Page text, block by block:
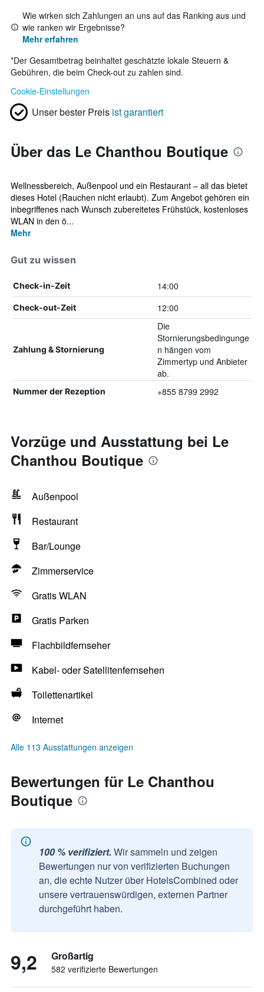
Wie wirken sich Zahlungen an uns auf das Ranking aus und
wie ranken wir Ergebnisse?
Mehr erfahren
*Der Gesamtbetrag beinhaltet geschätzte lokale Steuern &
Gebühren, die beim Check-out zu zahlen sind.
Cookie-Einstellungen
Unser bester Preis ist garantiert
Über das Le Chanthou Boutique
Wellnessbereich, Außenpool und ein Restaurant – all das bietet
dieses Hotel (Rauchen nicht erlaubt). Zum Angebot gehören ein
inbegriffenes nach Wunsch zubereitetes Frühstück, kostenloses
WLAN in den ö...
Mehr
Gut zu wissen
Check-in-Zeit 14:00
Check-out-Zeit 12:00
Zahlung & Stornierung
Die
Stornierungsbedingunge
n hängen vom
Zimmertyp und Anbieter
ab.
Nummer der Rezeption +855 8799 2992
Vorzüge und Ausstattung bei Le
Chanthou Boutique
Außenpool
Restaurant
Bar/Lounge
Zimmerservice
Gratis WLAN
Gratis Parken
Flachbildfernseher
Kabel- oder Satellitenfernsehen
Toilettenartikel
Internet
Alle 113 Ausstattungen anzeigen
Bewertungen für Le Chanthou
Boutique
100 % verifiziert. Wir sammeln und zeigen
Bewertungen nur von verifizierten Buchungen
an, die echte Nutzer über HotelsCombined oder
unsere vertrauenswürdigen, externen Partner
durchgeführt haben.
9,2 Großartig
582 verifizierte Bewertungen